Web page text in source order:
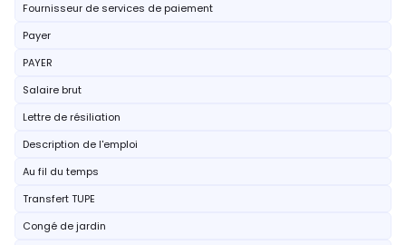
Fournisseur de services de paiement
Payer
PAYER
Salaire brut
Lettre de résiliation
Description de l'emploi
Au fil du temps
Transfert TUPE
Congé de jardin